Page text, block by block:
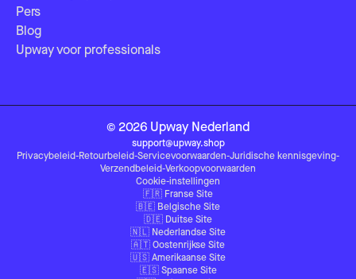
Pers
Blog
Upway voor professionals
© 2026 Upway Nederland
support@upway.shop
Privacybeleid-Retourbeleid-Servicevoorwaarden-Juridische kennisgeving-
Verzendbeleid-Verkoopvoorwaarden
Cookie-instellingen
🇫🇷 Franse Site
🇧🇪 Belgische Site
🇩🇪 Duitse Site
🇳🇱 Nederlandse Site
🇦🇹 Oostenrijkse Site
🇺🇸 Amerikaanse Site
🇪🇸 Spaanse Site